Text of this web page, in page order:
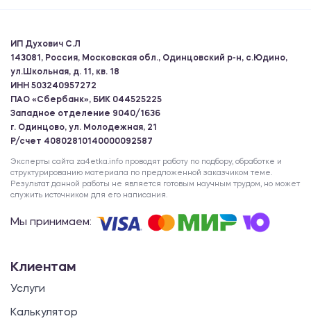
ИП Духович С.Л
143081, Россия, Московская обл., Одинцовский р-н, с.Юдино,
ул.Школьная, д. 11, кв. 18
ИНН 503240957272
ПАО «Сбербанк», БИК 044525225
Западное отделение 9040/1636
г. Одинцово, ул. Молодежная, 21
Р/счет 40802810140000092587
Эксперты сайта za4etka.info проводят работу по подбору, обработке и
структурированию материала по предложенной заказчиком теме.
Результат данной работы не является готовым научным трудом, но может
служить источником для его написания.
Мы принимаем:
Клиентам
Услуги
Калькулятор